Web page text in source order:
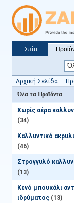
Σπίτι
Ζητήστε ένα
Αρχική Σελίδα
Όλα τα Προϊόντα
Χωρίς αέρα
(34)
Καλλυντικό
(46)
Στρογγυλό
(13)
Κενό μπουκάλι
ιδρύματος (13)